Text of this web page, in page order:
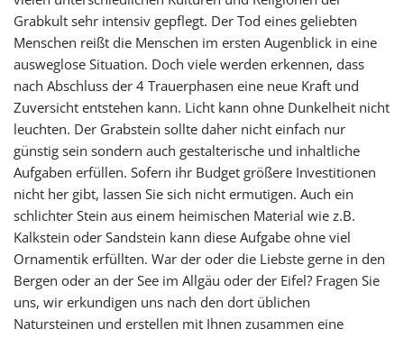
Grabkult sehr intensiv gepflegt. Der Tod eines geliebten
Menschen reißt die Menschen im ersten Augenblick in eine
ausweglose Situation. Doch viele werden erkennen, dass
nach Abschluss der 4 Trauerphasen eine neue Kraft und
Zuversicht entstehen kann. Licht kann ohne Dunkelheit nicht
leuchten. Der Grabstein sollte daher nicht einfach nur
günstig sein sondern auch gestalterische und inhaltliche
Aufgaben erfüllen. Sofern ihr Budget größere Investitionen
nicht her gibt, lassen Sie sich nicht ermutigen. Auch ein
schlichter Stein aus einem heimischen Material wie z.B.
Kalkstein oder Sandstein kann diese Aufgabe ohne viel
Ornamentik erfüllten. War der oder die Liebste gerne in den
Bergen oder an der See im Allgäu oder der Eifel? Fragen Sie
uns, wir erkundigen uns nach den dort üblichen
Natursteinen und erstellen mit Ihnen zusammen eine